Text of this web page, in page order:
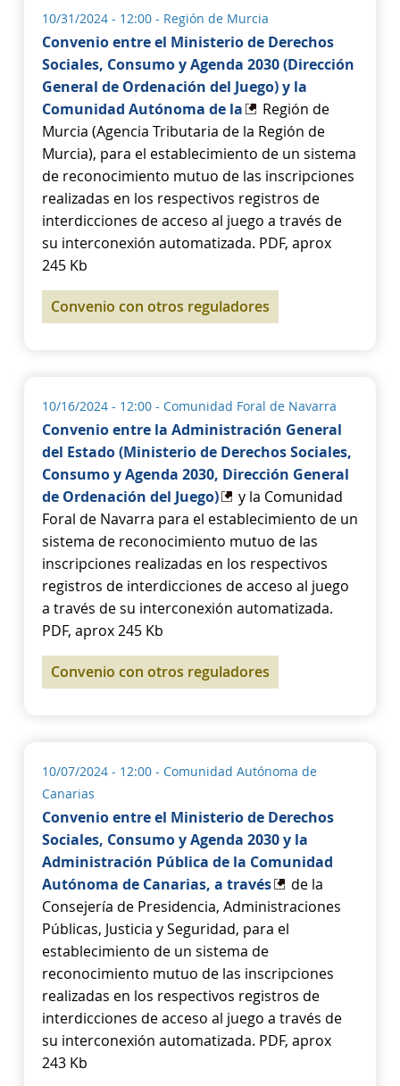
10/31/2024 - 12:00 - Región de Murcia
Convenio entre el Ministerio de Derechos
Sociales, Consumo y Agenda 2030 (Dirección
General de Ordenación del Juego) y la
Comunidad Autónoma de la
Región de
Murcia (Agencia Tributaria de la Región de
Murcia), para el establecimiento de un sistema
de reconocimiento mutuo de las inscripciones
realizadas en los respectivos registros de
interdicciones de acceso al juego a través de
su interconexión automatizada. PDF, aprox
245 Kb
Convenio con otros reguladores
10/16/2024 - 12:00 - Comunidad Foral de Navarra
Convenio entre la Administración General
del Estado (Ministerio de Derechos Sociales,
Consumo y Agenda 2030, Dirección General
de Ordenación del Juego)
y la Comunidad
Foral de Navarra para el establecimiento de un
sistema de reconocimiento mutuo de las
inscripciones realizadas en los respectivos
registros de interdicciones de acceso al juego
a través de su interconexión automatizada.
PDF, aprox 245 Kb
Convenio con otros reguladores
10/07/2024 - 12:00 - Comunidad Autónoma de
Canarias
Convenio entre el Ministerio de Derechos
Sociales, Consumo y Agenda 2030 y la
Administración Pública de la Comunidad
Autónoma de Canarias, a través
de la
Consejería de Presidencia, Administraciones
Públicas, Justicia y Seguridad, para el
establecimiento de un sistema de
reconocimiento mutuo de las inscripciones
realizadas en los respectivos registros de
interdicciones de acceso al juego a través de
su interconexión automatizada. PDF, aprox
243 Kb